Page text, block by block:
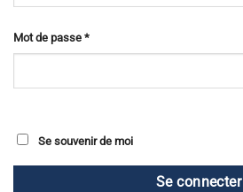
Mot de passe *Obligatoire
Se souvenir de moi
Se connecter